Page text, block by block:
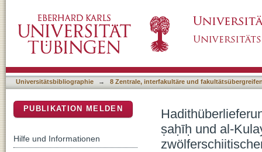
den sunnitischen und zwölferschiitischen
Universitätsbibliographie → 8 Zentrale, interfakultäre und
ṣaḥīḥ und al-
PUBLIKATION MELDEN
Hilfe und Informationen